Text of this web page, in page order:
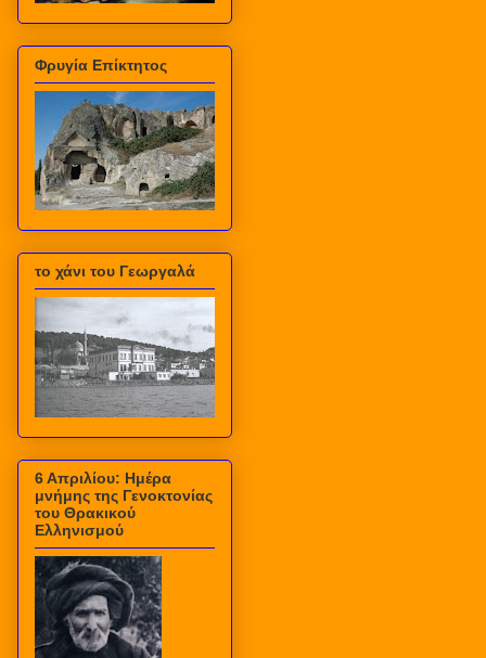
Φρυγία Επίκτητος
το χάνι του Γεωργαλά
6 Απριλίου: Ημέρα
μνήμης της Γενοκτονίας
του Θρακικού
Ελληνισμού